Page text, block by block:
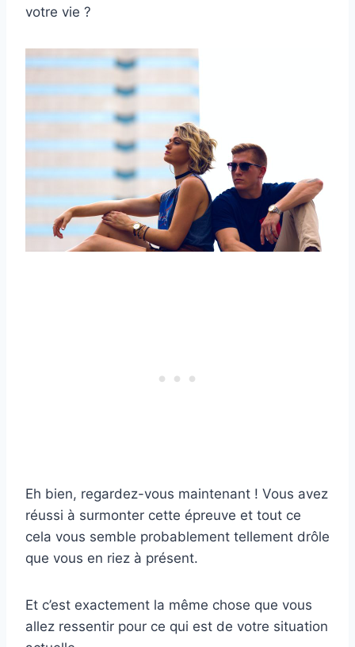
votre vie ?
Eh bien, regardez-vous maintenant ! Vous avez
réussi à surmonter cette épreuve et tout ce
cela vous semble probablement tellement drôle
que vous en riez à présent.
Et c’est exactement la même chose que vous
allez ressentir pour ce qui est de votre situation